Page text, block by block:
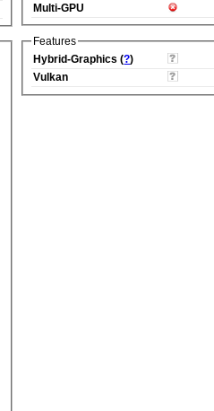
Multi-GPU
Features
Hybrid-Graphics (?)
Vulkan